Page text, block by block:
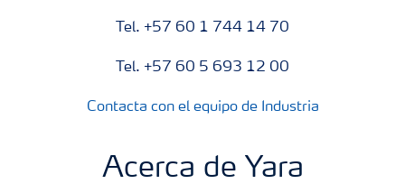
Tel. +57 60 1 744 14 70
Tel. +57 60 5 693 12 00
Contacta con el equipo de Industria
Acerca de Yara